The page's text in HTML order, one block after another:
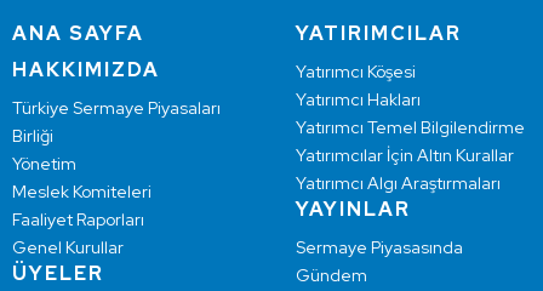
ANA SAYFA
HAKKIMIZDA
Türkiye Sermaye Piyasaları
Birliği
Yönetim
Meslek Komiteleri
Faaliyet Raporları
Genel Kurullar
ÜYELER
YATIRIMCILAR
Yatırımcı Köşesi
Yatırımcı Hakları
Yatırımcı Temel Bilgilendirme
Yatırımcılar İçin Altın Kurallar
Yatırımcı Algı Araştırmaları
YAYINLAR
Sermaye Piyasasında
Gündem